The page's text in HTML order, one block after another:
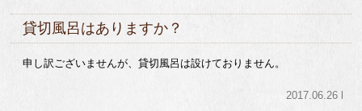
貸切風呂はありますか？
申し訳ございませんが、貸切風呂は設けておりません。
2017.06.26 l